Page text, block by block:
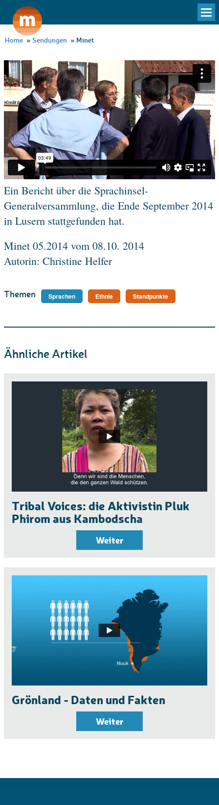
Home » Sendungen » Minet
Ein Bericht über die Sprachinsel-
Generalversammlung, die Ende September 2014
in Lusern stattgefunden hat.
Minet 05.2014 vom 08.10. 2014
Autorin: Christine Helfer
Themen Sprachen Ethnie Standpunkte
Ähnliche Artikel
Tribal Voices: die Aktivistin Pluk
Phirom aus Kambodscha
Weiter
Grönland - Daten und Fakten
Weiter